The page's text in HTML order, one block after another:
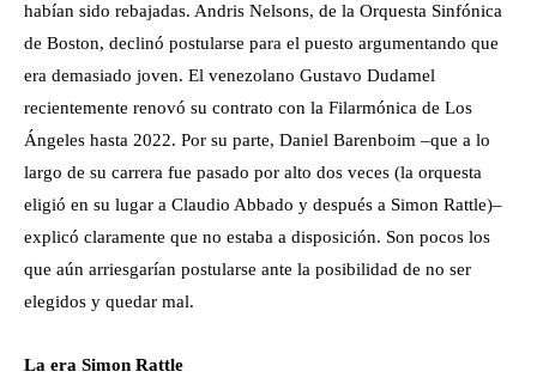
habían sido rebajadas. Andris Nelsons, de la Orquesta Sinfónica
de Boston, declinó postularse para el puesto argumentando que
era demasiado joven. El venezolano Gustavo Dudamel
recientemente renovó su contrato con la Filarmónica de Los
Ángeles hasta 2022. Por su parte, Daniel Barenboim –que a lo
largo de su carrera fue pasado por alto dos veces (la orquesta
eligió en su lugar a Claudio Abbado y después a Simon Rattle)–
explicó claramente que no estaba a disposición. Son pocos los
que aún arriesgarían postularse ante la posibilidad de no ser
elegidos y quedar mal.
La era Simon Rattle